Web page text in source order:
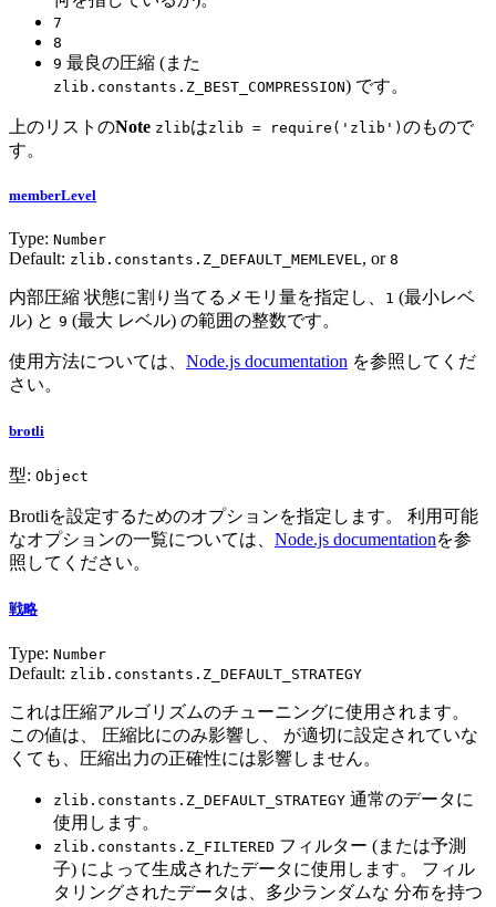
7
8
9 最良の圧縮 (また
zlib.constants.Z_BEST_COMPRESSION) です。
上のリストのNote zlibはzlib = require('zlib') のもので
す。
memberLevel
Type: Number
Default: zlib.constants.Z_DEFAULT_MEMLEVEL, or 8
内部圧縮 状態に割り当てるメモリ量を指定し、 1 (最小レベ
ル) と 9 (最大 レベル) の範囲の整数です。
使用方法については、 Node.js documentation を参照してくだ
さい。
brotli
型: Object
Brotliを設定するためのオプションを指定します。 利用可能
なオプションの一覧については、 Node.js documentationを参
照してください。
戦略
Type: Number
Default: zlib.constants.Z_DEFAULT_STRATEGY
これは圧縮アルゴリズムのチューニングに使用されます。
この値は、 圧縮比にのみ影響し、 が適切に設定されていな
くても、圧縮出力の正確性には影響しません。
zlib.constants.Z_DEFAULT_STRATEGY 通常のデータに
使用します。
zlib.constants.Z_FILTERED フィルター (または予測
子) によって生成されたデータに使用します。 フィル
タリングされたデータは、多少ランダムな 分布を持つ